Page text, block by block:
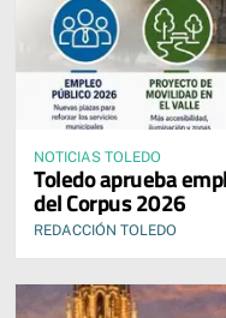
NOTICIAS TOLEDO
Toledo aprueba
del Corpus 2026
REDACCIÓN TOLEDO